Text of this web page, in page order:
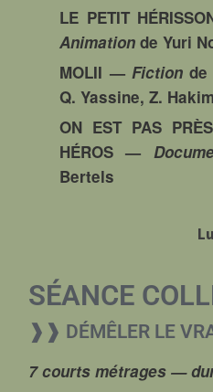
LE PETIT
Animation de Yuri
MOLII — Fictionde
Q. Yassine, Z. Hakim
ON EST PAS
HÉROS —
Bertels
SÉANCE
❱❱ DÉMÊLER LE
7 courts métrages —